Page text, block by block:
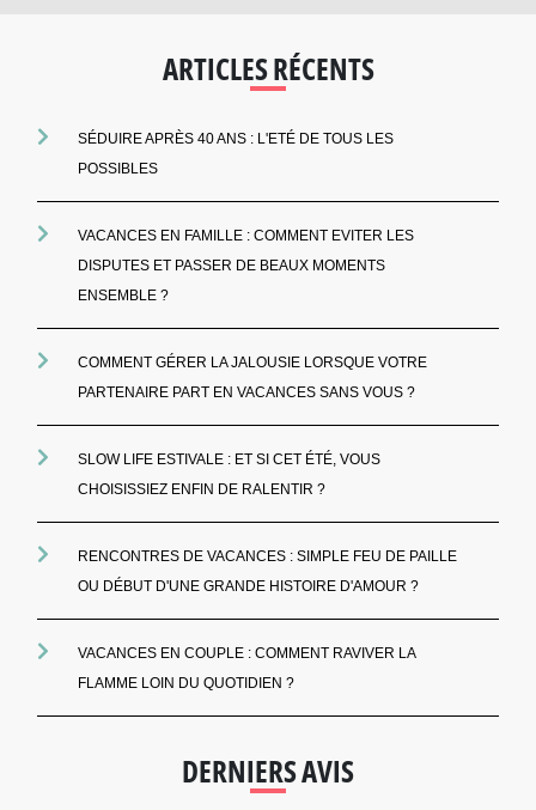
ARTICLES RÉCENTS
SÉDUIRE APRÈS 40 ANS : L'ETÉ DE TOUS LES
POSSIBLES
VACANCES EN FAMILLE : COMMENT EVITER LES
DISPUTES ET PASSER DE BEAUX MOMENTS
ENSEMBLE ?
COMMENT GÉRER LA JALOUSIE LORSQUE VOTRE
PARTENAIRE PART EN VACANCES SANS VOUS ?
SLOW LIFE ESTIVALE : ET SI CET ÉTÉ, VOUS
CHOISISSIEZ ENFIN DE RALENTIR ?
RENCONTRES DE VACANCES : SIMPLE FEU DE PAILLE
OU DÉBUT D'UNE GRANDE HISTOIRE D'AMOUR ?
VACANCES EN COUPLE : COMMENT RAVIVER LA
FLAMME LOIN DU QUOTIDIEN ?
DERNIERS AVIS